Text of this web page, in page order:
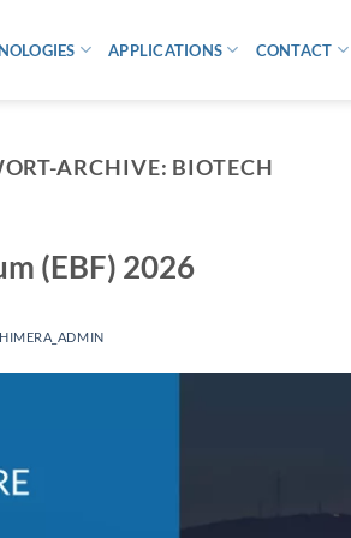
APPLICATIONS CONTACT
ARCHIVE: BIOTECH
(EBF) 2026